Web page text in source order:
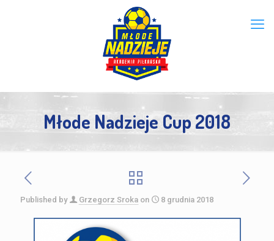
Młode Nadzieje Cup 2018
Published by Grzegorz Sroka on 8 grudnia 2018